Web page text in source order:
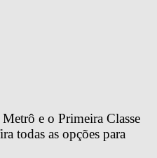
e o Primeira Classe
todas as opções para